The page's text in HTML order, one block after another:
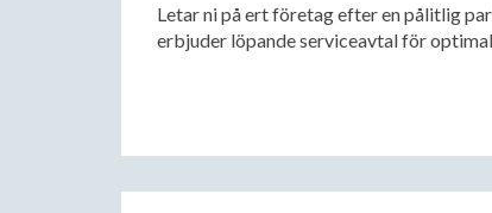
Letar ni på ert företag efter en pålitlig
erbjuder löpande serviceavtal för